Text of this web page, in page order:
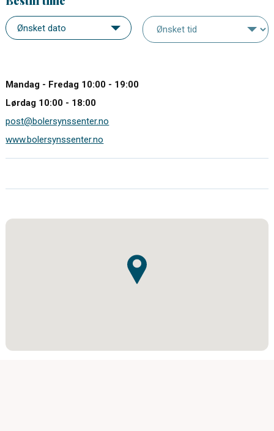
Mandag - Fredag 10:00 - 19:00
Lørdag 10:00 - 18:00
post@bolersynssenter.no
www.bolersynssenter.no